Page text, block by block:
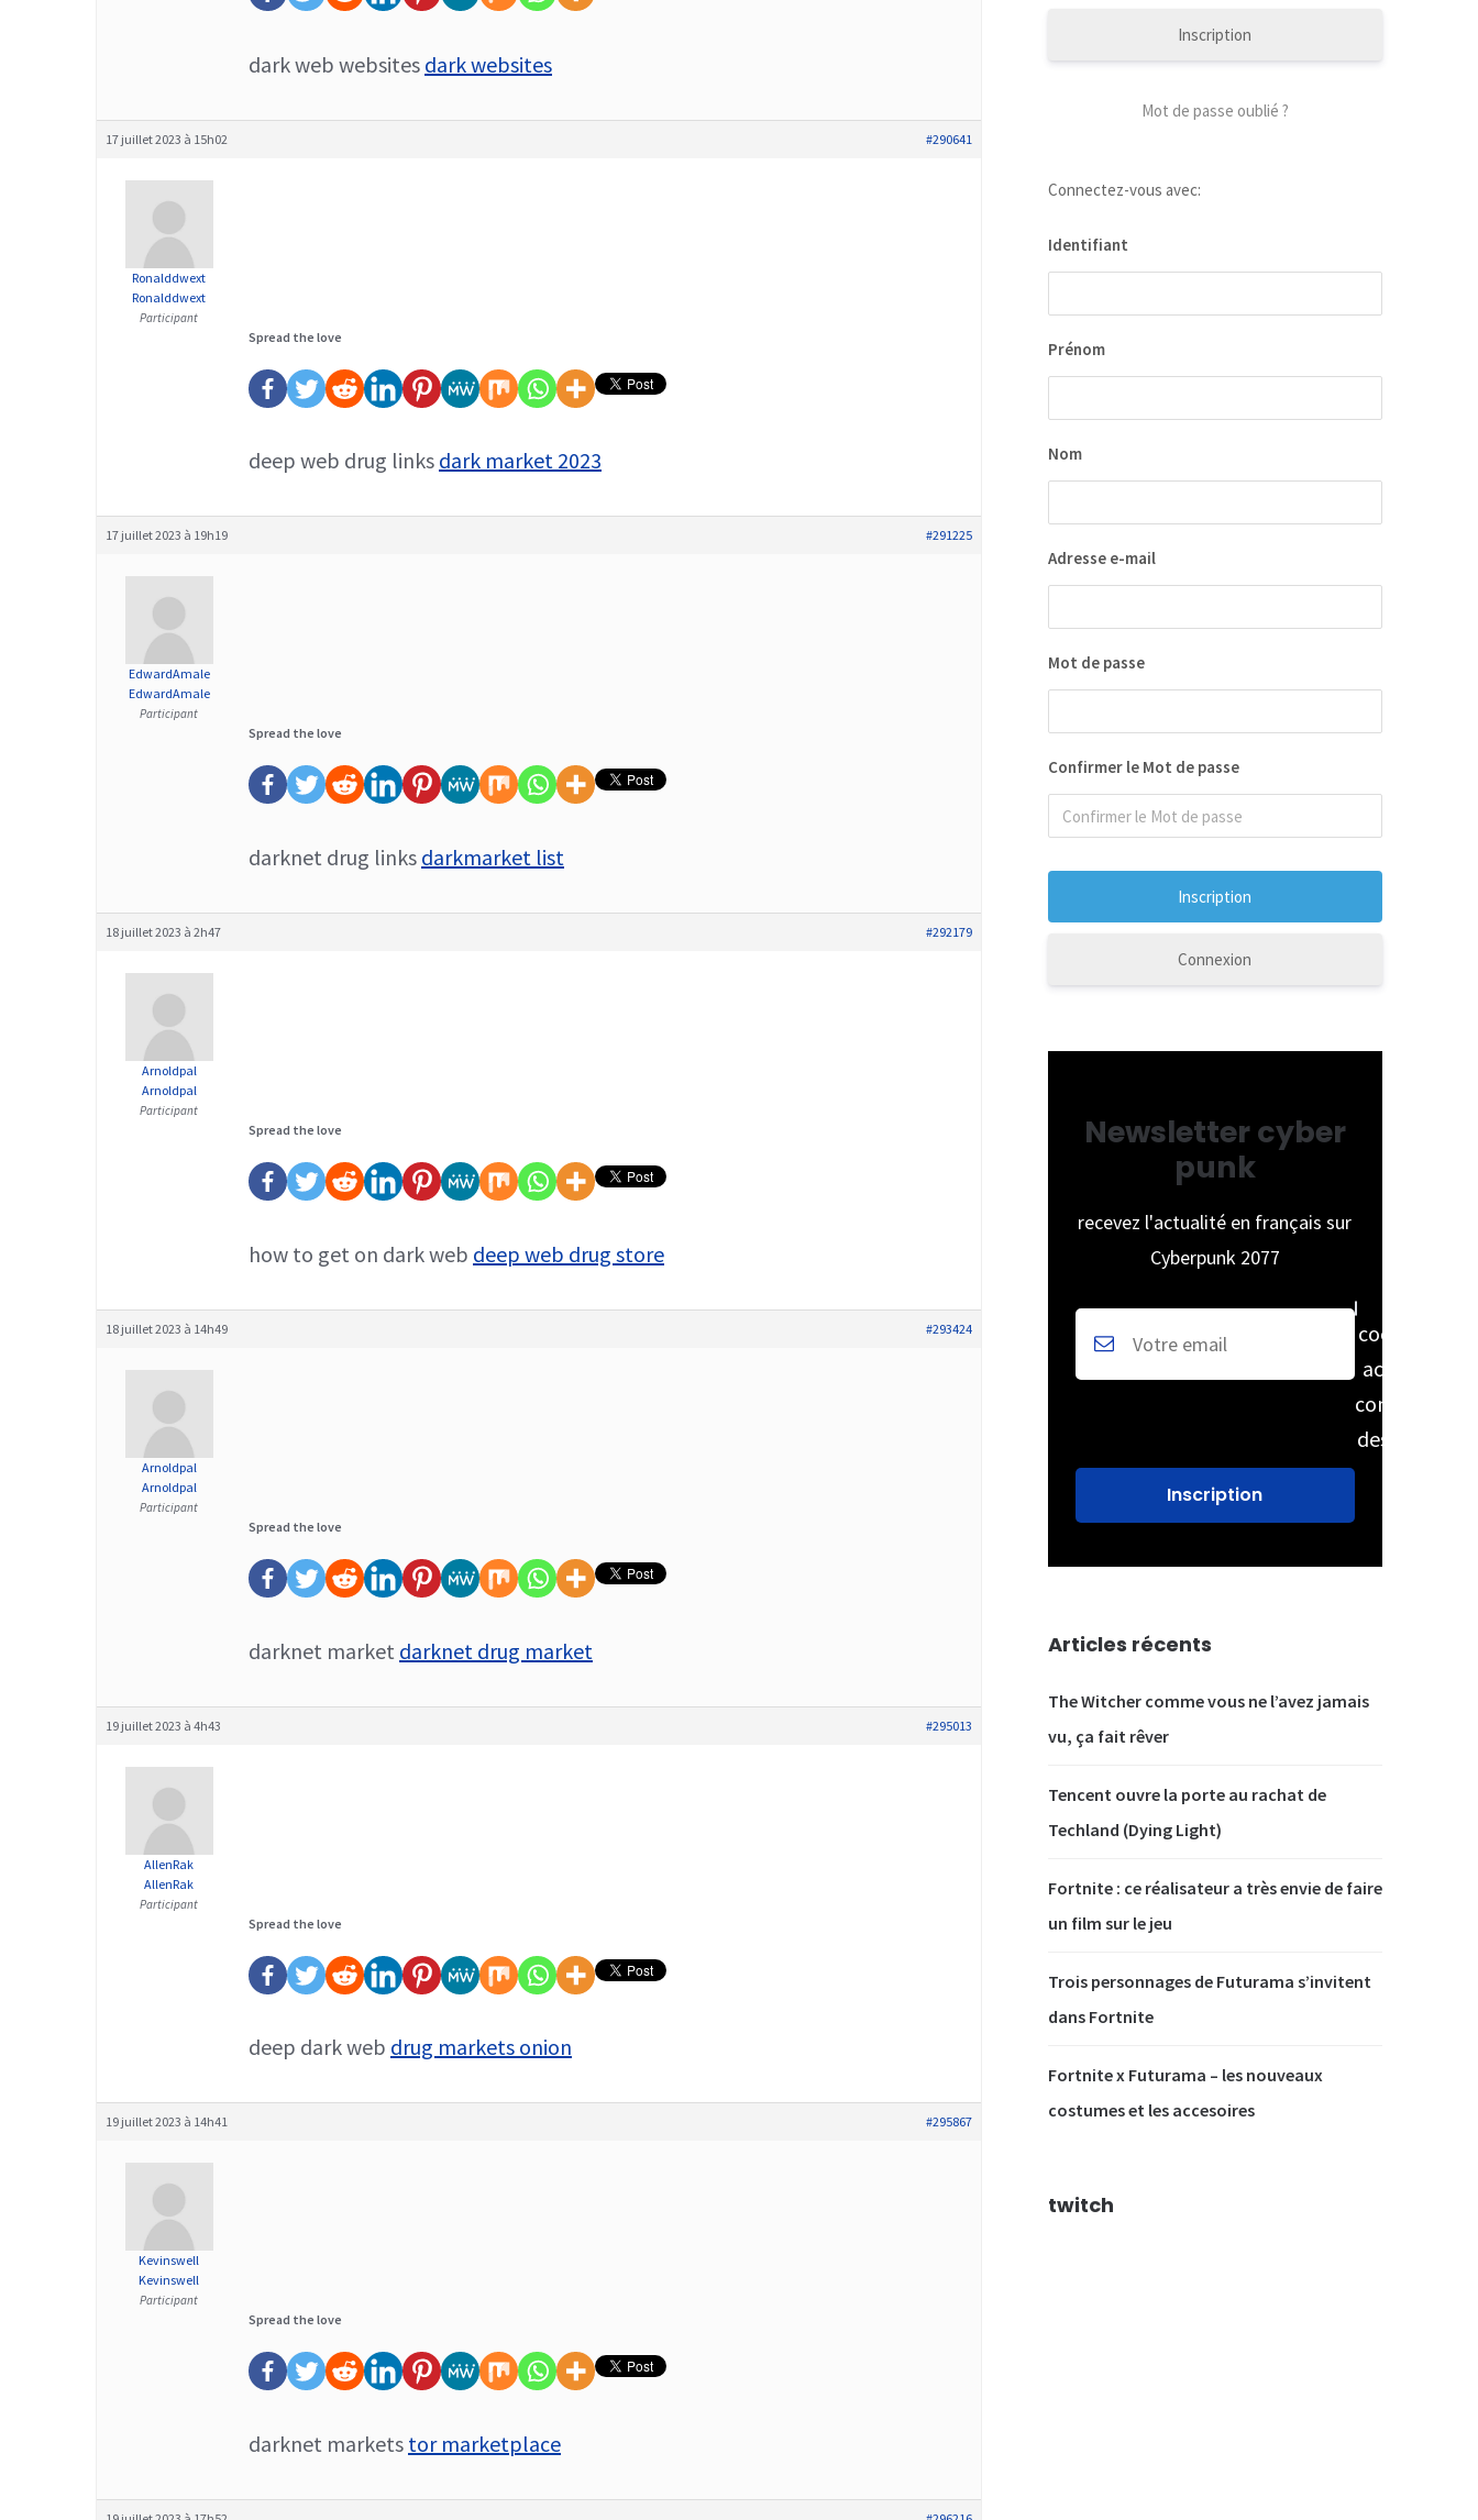
dark web websites dark websites
17 juillet 2023 à 15h02 #290641
Ronalddwext
Ronalddwext
Participant
Spread the love
deep web drug links dark market 2023
17 juillet 2023 à 19h19 #291225
EdwardAmale
EdwardAmale
Participant
Spread the love
darknet drug links darkmarket list
18 juillet 2023 à 2h47 #292179
Arnoldpal
Arnoldpal
Participant
Spread the love
how to get on dark web deep web drug store
18 juillet 2023 à 14h49 #293424
Arnoldpal
Arnoldpal
Participant
Spread the love
darknet market darknet drug market
19 juillet 2023 à 4h43 #295013
AllenRak
AllenRak
Participant
Spread the love
deep dark web drug markets onion
19 juillet 2023 à 14h41 #295867
Kevinswell
Kevinswell
Participant
Spread the love
darknet markets tor marketplace
Inscription
Mot de passe oublié ?
Connectez-vous avec:
Identifiant
Prénom
Nom
Adresse e-mail
Mot de passe
Confirmer le Mot de passe
Connexion
Newsletter cyber
punk
recevez l'actualité en français sur
Cyberpunk 2077
cochez pour
accepter la
conservation
des données
Articles récents
The Witcher comme vous ne l’avez jamais
vu, ça fait rêver
Tencent ouvre la porte au rachat de
Techland (Dying Light)
Fortnite : ce réalisateur a très envie de faire
un film sur le jeu
Trois personnages de Futurama s’invitent
dans Fortnite
Fortnite x Futurama – les nouveaux
costumes et les accesoires
twitch